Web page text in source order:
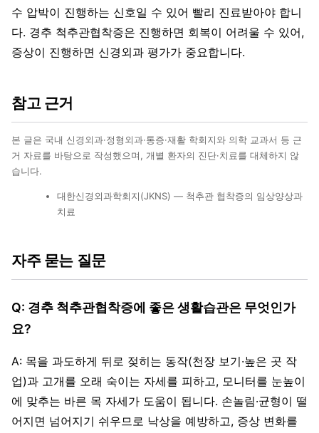
수 압박이 진행하는 신호일 수 있어 빨리 진료받아야 합니
다. 경추 척추관협착증은 진행하면 회복이 어려울 수 있어,
증상이 진행하면 신경외과 평가가 중요합니다.
참고 근거
본 글은 국내 신경외과·정형외과·통증·재활 학회지와 의학 교과서 등 근
거 자료를 바탕으로 작성했으며, 개별 환자의 진단·치료를 대체하지 않
습니다.
대한신경외과학회지(JKNS) — 척추관 협착증의 임상양상과
치료
자주 묻는 질문
Q: 경추 척추관협착증에 좋은 생활습관은 무엇인가
요?
A: 목을 과도하게 뒤로 젖히는 동작(천장 보기·높은 곳 작
업)과 고개를 오래 숙이는 자세를 피하고, 모니터를 눈높이
에 맞추는 바른 목 자세가 도움이 됩니다. 손놀림·균형이 떨
어지면 넘어지기 쉬우므로 낙상을 예방하고, 증상 변화를